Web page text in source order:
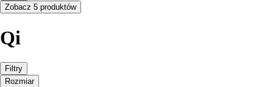
Zobacz 5 produktów
Qi
Filtry
Rozmiar